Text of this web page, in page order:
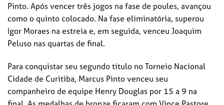
Pinto. Após vencer três jogos na fase de poules, avançou
como o quinto colocado. Na fase eliminatória, superou
Igor Moraes na estreia e, em seguida, venceu Joaquim
Peluso nas quartas de final.
Para conquistar seu segundo título no Torneio Nacional
Cidade de Curitiba, Marcus Pinto venceu seu
companheiro de equipe Henry Douglas por 15 a 9 na